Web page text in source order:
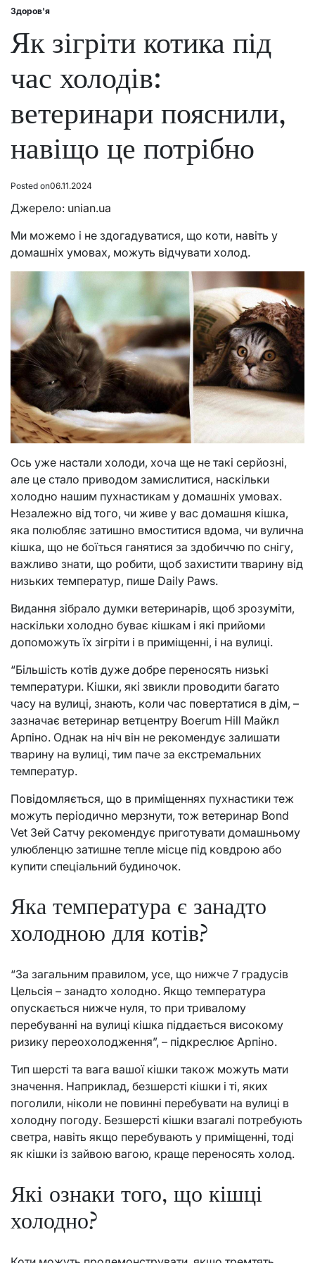
Posted
Здоров'я
Як зігріти котика під
час холодів:
ветеринари пояснили,
навіщо це потрібно
Posted on06.11.2024
Джерело: unian.ua
Ми можемо і не здогадуватися, що коти, навіть у
домашніх умовах, можуть відчувати холод.
Ось уже настали холоди, хоча ще не такі серйозні,
але це стало приводом замислитися, наскільки
холодно нашим пухнастикам у домашніх умовах.
Незалежно від того, чи живе у вас домашня кішка,
яка полюбляє затишно вмоститися вдома, чи вулична
кішка, що не боїться ганятися за здобиччю по снігу,
важливо знати, що робити, щоб захистити тварину від
низьких температур, пише Daily Paws.
Видання зібрало думки ветеринарів, щоб зрозуміти,
наскільки холодно буває кішкам і які прийоми
допоможуть їх зігріти і в приміщенні, і на вулиці.
“Більшість котів дуже добре переносять низькі
температури. Кішки, які звикли проводити багато
часу на вулиці, знають, коли час повертатися в дім, –
зазначає ветеринар ветцентру Boerum Hill Майкл
Арпіно. Однак на ніч він не рекомендує залишати
тварину на вулиці, тим паче за екстремальних
температур.
Повідомляється, що в приміщеннях пухнастики теж
можуть періодично мерзнути, тож ветеринар Bond
Vet Зей Сатчу рекомендує приготувати домашньому
улюбленцю затишне тепле місце під ковдрою або
купити спеціальний будиночок.
Яка температура є занадто
холодною для котів?
“За загальним правилом, усе, що нижче 7 градусів
Цельсія – занадто холодно. Якщо температура
опускається нижче нуля, то при тривалому
перебуванні на вулиці кішка піддається високому
ризику переохолодження”, – підкреслює Арпіно.
Тип шерсті та вага вашої кішки також можуть мати
значення. Наприклад, безшерсті кішки і ті, яких
поголили, ніколи не повинні перебувати на вулиці в
холодну погоду. Безшерсті кішки взагалі потребують
светра, навіть якщо перебувають у приміщенні, тоді
як кішки із зайвою вагою, краще переносять холод.
Які ознаки того, що кішці
холодно?